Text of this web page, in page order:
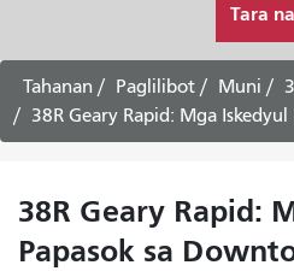
ko
Tara
Tahanan Paglilibot Muni
38R Geary Rapid: Mga
38R Geary Rapid:
Papasok sa